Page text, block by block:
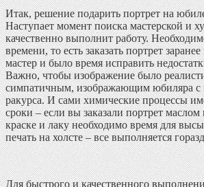
Итак, решение подарить портрет на
Наступает момент поиска мастерской и
качественно выполнит работу.
времени, то есть заказать портрет
мастер и было время исправить
Важно, чтобы изображение было
симпатичным, изображающим юбиляра с
ракурса. И сами химические процессы
сроки – если вы заказали портрет
краске и лаку необходимо время для
печать на холсте – все выполняется
Для быстрого и качественного